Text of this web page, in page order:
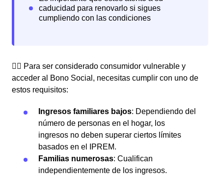
👉🏼 Para ser considerado consumidor vulnerable y
acceder al Bono Social, necesitas cumplir con uno de
estos requisitos:
Ingresos familiares bajos: Dependiendo del
número de personas en el hogar, los
ingresos no deben superar ciertos límites
basados en el IPREM.
Familias numerosas: Cualifican
independientemente de los ingresos.